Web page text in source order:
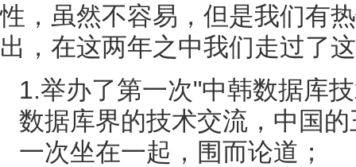
性，虽然不容易，但是我们有
出，在这两年之中我们走过了
1.举办了第一次"中韩数据库
数据库界的技术交流，中国
一次坐在一起，围而论道；